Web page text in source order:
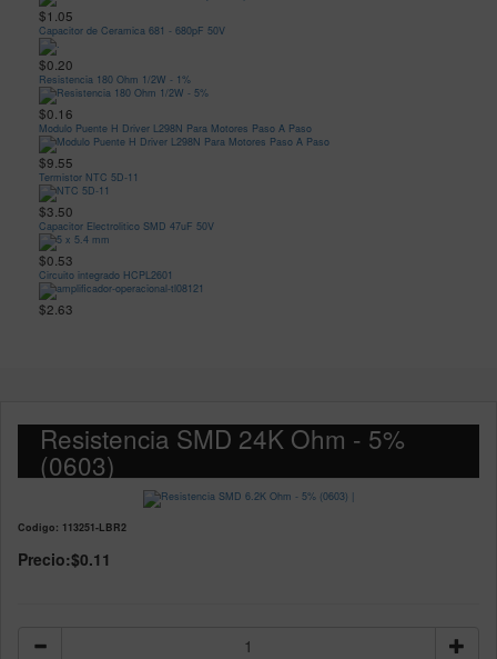
$1.05
Capacitor de Ceramica 681 - 680pF 50V
$0.20
Resistencia 180 Ohm 1/2W - 1%
$0.16
Modulo Puente H Driver L298N Para Motores Paso A Paso
$9.55
Termistor NTC 5D-11
$3.50
Capacitor Electrolitico SMD 47uF 50V
$0.53
Circuito integrado HCPL2601
$2.63
Resistencia SMD 24K Ohm - 5%
(0603)
Codigo: 113251-LBR2
Precio:$0.11